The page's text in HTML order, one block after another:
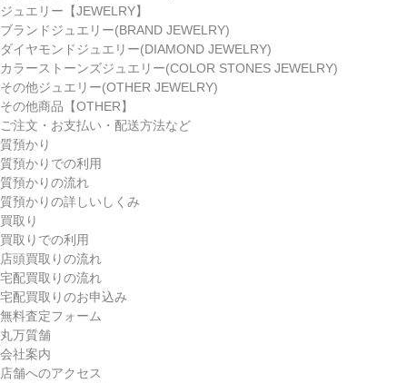
ジュエリー【JEWELRY】
ブランドジュエリー(BRAND JEWELRY)
ダイヤモンドジュエリー(DIAMOND JEWELRY)
カラーストーンズジュエリー(COLOR STONES JEWELRY)
その他ジュエリー(OTHER JEWELRY)
その他商品【OTHER】
ご注文・お支払い・配送方法など
質預かり
質預かりでの利用
質預かりの流れ
質預かりの詳しいしくみ
買取り
買取りでの利用
店頭買取りの流れ
宅配買取りの流れ
宅配買取りのお申込み
無料査定フォーム
丸万質舗
会社案内
店舗へのアクセス